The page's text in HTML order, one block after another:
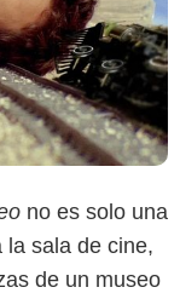
no es solo una
la sala de cine,
de un museo